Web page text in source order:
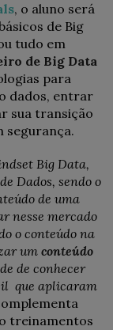
, o aluno será
de Big
tudo em
de Big Data
para
dados, entrar
sua transição
segurança.
Big Data,
Dados, sendo o
de uma
nesse mercado
o conteúdo na
um conteúdo
de conhecer
que aplicaram
treinamentos